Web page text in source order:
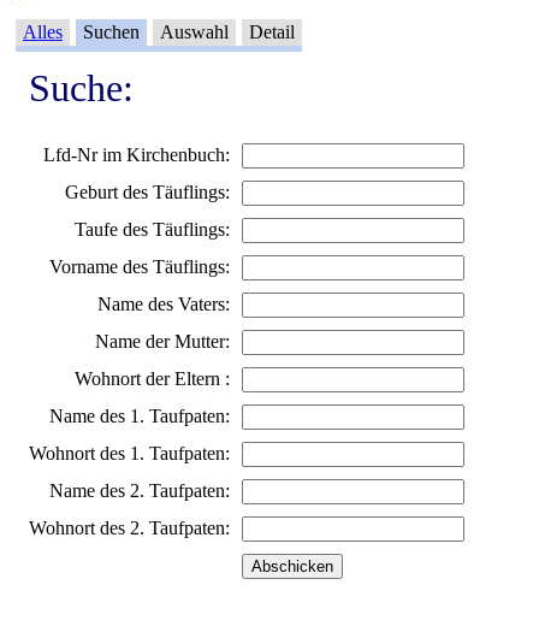
Alles Suchen Auswahl Detail
Suche:
Lfd-Nr im Kirchenbuch:
Geburt des Täuflings:
Taufe des Täuflings:
Vorname des Täuflings:
Name des Vaters:
Name der Mutter:
Wohnort der Eltern :
Name des 1. Taufpaten:
Wohnort des 1. Taufpaten:
Name des 2. Taufpaten:
Wohnort des 2. Taufpaten: